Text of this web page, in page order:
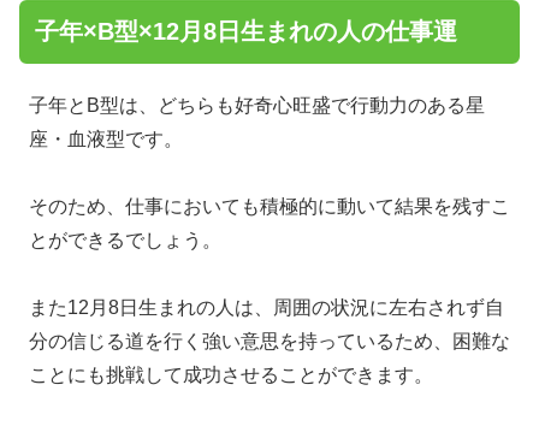
子年×B型×12月8日生まれの人の仕事運
子年とB型は、どちらも好奇心旺盛で行動力のある星
座・血液型です。
そのため、仕事においても積極的に動いて結果を残すこ
とができるでしょう。
また12月8日生まれの人は、周囲の状況に左右されず自
分の信じる道を行く強い意思を持っているため、困難な
ことにも挑戦して成功させることができます。